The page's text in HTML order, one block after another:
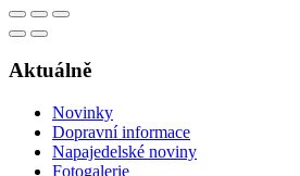
Aktuálně
Novinky
Dopravní informace
Napajedelské noviny
Fotogalerie